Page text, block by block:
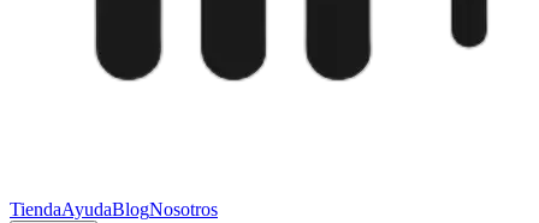
TiendaAyudaBlogNosotros